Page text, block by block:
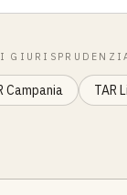
Campania TAR